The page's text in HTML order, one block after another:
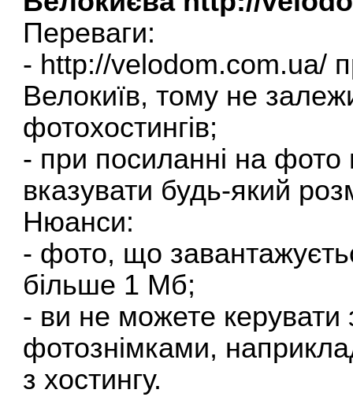
Переваги:
- http://velodom.com.ua/
Велокиїв, тому не
фотохостингів;
- при посиланні на
вказувати будь-який
Нюанси:
- фото, що
більше 1 Мб;
- ви не можете
фотознімками,
з хостингу.